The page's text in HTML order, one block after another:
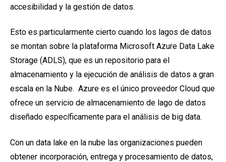
accesibilidad y la gestión de datos.
Esto es particularmente cierto cuando los lagos de datos
se montan sobre la plataforma Microsoft Azure Data Lake
Storage (ADLS), que es un repositorio para el
almacenamiento y la ejecución de análisis de datos a gran
escala en la Nube. Azure es el único proveedor Cloud que
ofrece un servicio de almacenamiento de lago de datos
diseñado específicamente para el análisis de big data.
Con un data lake en la nube las organizaciones pueden
obtener incorporación, entrega y procesamiento de datos,